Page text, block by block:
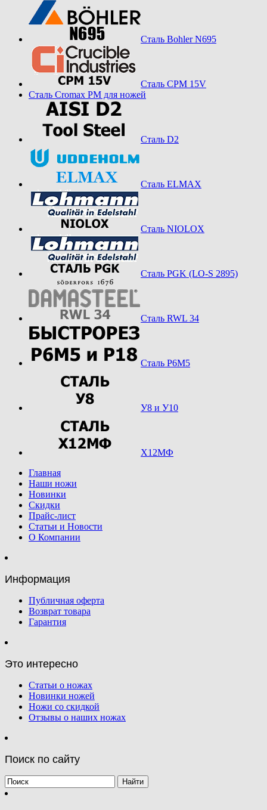
Сталь Bohler N695
Сталь CPM 15V
Сталь Cromax PM для ножей
Сталь D2
Сталь ELMAX
Сталь NIOLOX
Сталь PGK (LO-S 2895)
Сталь RWL 34
Сталь Р6М5
У8 и У10
Х12МФ
Главная
Наши ножи
Новинки
Скидки
Прайс-лист
Статьи и Новости
О Компании
Информация
Публичная оферта
Возврат товара
Гарантия
Это интересно
Статьи о ножах
Новинки ножей
Ножи со скидкой
Отзывы о наших ножах
Поиск по сайту